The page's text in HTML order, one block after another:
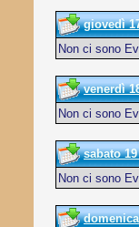
giovedì
Non ci sono
venerdì
Non ci sono
sabato
Non ci sono